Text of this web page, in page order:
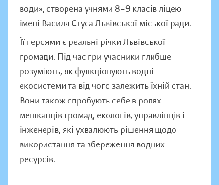
води», створена учнями 8–9 класів ліцею
імені Василя Стуса Львівської міської ради.
Її героями є реальні річки Львівської
громади. Під час гри учасники глибше
розуміють, як функціонують водні
екосистеми та від чого залежить їхній стан.
Вони також спробують себе в ролях
мешканців громад, екологів, управлінців і
інженерів, які ухвалюють рішення щодо
використання та збереження водних
ресурсів.